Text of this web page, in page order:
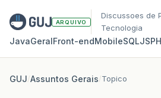
ARQUIVO
Discussoes de
Tecnologia
JavaGeralFront‑endMobileSQLJS
GUJ/Assuntos Gerais/Topico